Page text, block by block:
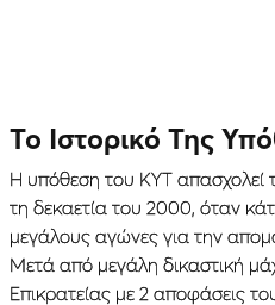
Το Ιστορικό Της
Η υπόθεση του ΚΥΤ απασχολεί
τη δεκαετία του 2000, όταν
μεγάλους αγώνες για την
Μετά από μεγάλη δικαστική
Επικρατείας με 2 αποφάσεις